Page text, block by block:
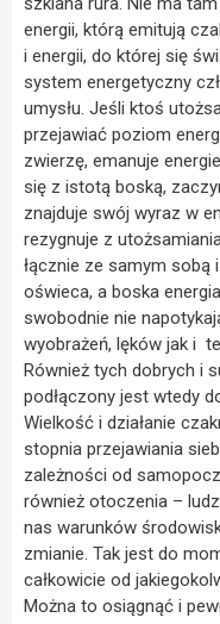
energii, którą emitują
i energii, do której się
system energetyczny
umysłu. Jeśli ktoś
przejawiać poziom
zwierzę, emanuje
się z istotą boską,
znajduje swój wyraz w
rezygnuje z
łącznie ze samym
oświeca, a boska
swobodnie nie
wyobrażeń, lęków jak i
Również tych dobrych i
podłączony jest wtedy
Wielkość i działanie
stopnia przejawiania
zależności od
również otoczenia –
nas warunków
zmianie. Tak jest do
całkowicie od
Można to osiągnąć i